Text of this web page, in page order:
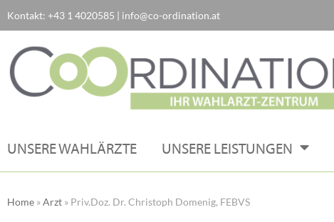
Inhalt
springen
Kontakt: +43 1 4020585 | info@co-ordination.at
UNSERE WAHLÄRZTE UNSERE LEISTUNGEN
Home »Arzt » Priv.Doz. Dr. Christoph Domenig, FEBVS